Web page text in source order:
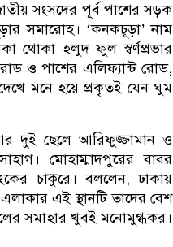
সংসদের পূর্ব পাশের সড়ক
সমারোহ। ‘কনকচূড়া’ নাম
থোকা হলুদ ফুল স্বর্ণপ্রভার
ও পাশের এলিফ্যান্ট রোড,
মনে হয়ে প্রকৃতই যেন ঘুম
আর দুই ছেলে আরিফুজ্জামান ও
মোহাম্মাদপুরের বাবর
চাকুরে। বললেন, ঢাকায়
এই স্থানটি তাদের বেশ
সমাহার খুবই মনোমুগ্ধকর।